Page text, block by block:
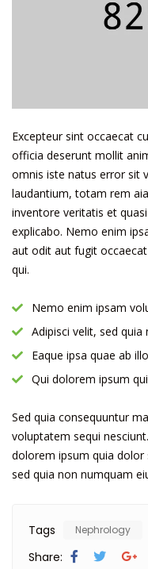
Excepteur sint occaecat
officia deserunt mollit
omnis iste natus error sit
laudantium, totam rem
inventore veritatis et
explicabo. Nemo enim
aut odit aut fugit
qui.
Nemo enim ipsam
Adipisci velit, sed
Eaque ipsa quae ab
Qui dolorem ipsum
Sed quia consequuntur
voluptatem sequi
dolorem ipsum quia
sed quia non numquam
Tags Nephrology
Share: